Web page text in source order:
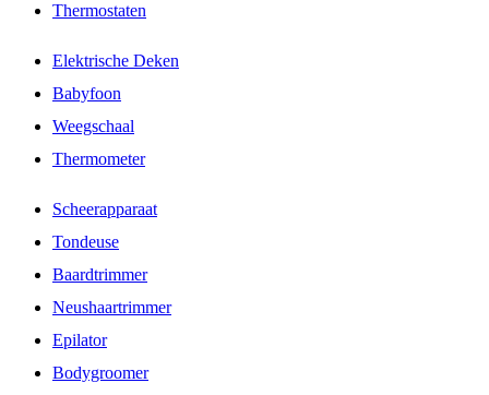
Thermostaten
Elektrische Deken
Babyfoon
Weegschaal
Thermometer
Scheerapparaat
Tondeuse
Baardtrimmer
Neushaartrimmer
Epilator
Bodygroomer